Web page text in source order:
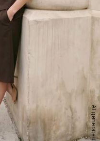
AI generated